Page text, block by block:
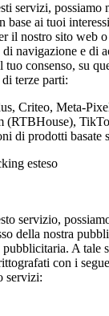
servizi, possiamo
base ai tuoi
il nostro sito web
navigazione e di
tuo consenso, su
terze parti:
Criteo, Meta-
(RTBHouse),
di prodotti basate
esteso
servizio,
della nostra
pubblicitaria. A tale
con i
servizi: